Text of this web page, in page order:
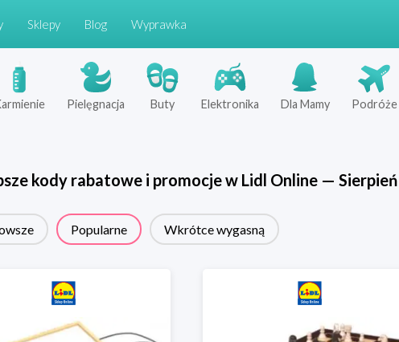
Sklepy Blog Wyprawka
Pielęgnacja Buty Elektronika Dla Mamy Podróże
kody rabatowe i promocje w Lidl Online— Sierpień
Popularne Wkrótce wygasną